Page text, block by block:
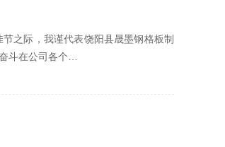
之际，我谨代表饶阳县晟墨钢格板制
斗在公司各个…